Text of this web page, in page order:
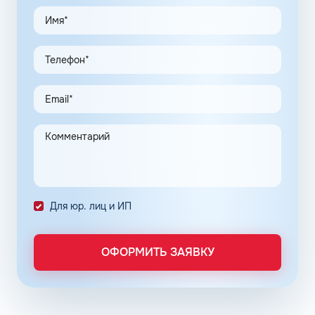
типов:
повышающие октановое число;
адсорбирующие.
Полная информация о добавках, содержащихся в марке
Нефтяные корпорации находятся в постоянном поиске
энергоэффективность мотора, снижающих общий
премиальных продуктов на основе неэтилированного
Популярные фирменные линейки бензинов:
ОПТИ – в сети АЗС Газпромнефть;
Пульсар – в сети АЗС Роснефть;
Танеко – в сети АЗС Татнефть.
Преимущества брендовых бензинов доказываются
Для юр. лиц и ИП
ОФОРМИТЬ ЗАЯВКУ